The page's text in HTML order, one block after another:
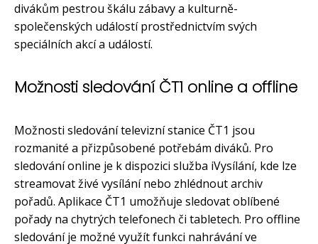
divákům pestrou škálu zábavy a kulturně-
společenských událostí prostřednictvím svých
speciálních akcí a událostí.
Možnosti sledování ČT1 online a offline
Možnosti sledování televizní stanice ČT1 jsou
rozmanité a přizpůsobené potřebám diváků. Pro
sledování online je k dispozici služba iVysílání, kde lze
streamovat živé vysílání nebo zhlédnout archiv
pořadů. Aplikace ČT1 umožňuje sledovat oblíbené
pořady na chytrých telefonech či tabletech. Pro offline
sledování je možné využít funkci nahrávání ve